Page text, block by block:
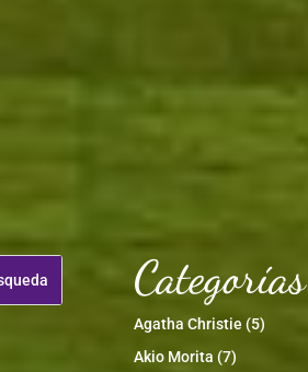
Categorías
Agatha Christie (5)
Akio Morita (7)